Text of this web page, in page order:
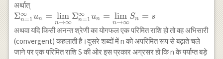
अर्थात्
\Sigma_{n=1}^{\infty}
u_n=\underset{n
\rightarrow \infty}
{\lim}
Σn=1
∞ un =
n→∞
lim Σn=1
∞ un =
n→∞
lim Sn = s
अथवा यदि किसी अनन्त श्रेणी का योगफल एक परिमित राशि हो तो वह अभिसारी
(convergent) कहलाती है।दूसरे शब्दों में n को अपरिमित रूप से बढ़ाते चले
जाने पर एक परिमित राशि S की ओर इस प्रकार अग्रसर हो कि n के पर्याप्त बड़े